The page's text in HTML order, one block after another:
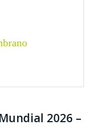
2026 –